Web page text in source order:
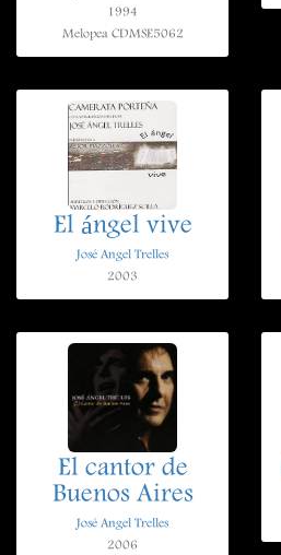
1994
Melopea CDMSE5062
El ángel vive
José Angel Trelles
2003
El cantor de
Buenos Aires
José Angel Trelles
2006